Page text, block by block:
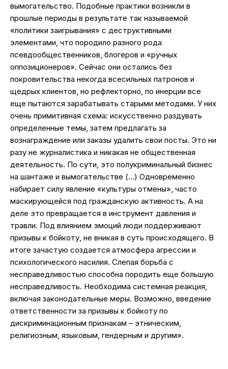
вымогательство. Подобные практики возникли в
прошлые периоды в результате так называемой
«политики заигрывания» с деструктивными
элементами, что породило разного рода
псевдообщественников, блогеров и «ручных
оппозиционеров». Сейчас они остались без
покровительства некогда всесильных патронов и
щедрых клиентов, но рефлекторно, по инерции все
еще пытаются зарабатывать старыми методами. У них
очень примитивная схема: искусственно раздувать
определенные темы, затем предлагать за
вознаграждение или заказы удалить свои посты. Это ни
разу не журналистика и никакая не общественная
деятельность. По сути, это полукриминальный бизнес
на шантаже и вымогательстве (…) Одновременно
набирает силу явление «культуры отмены», часто
маскирующейся под гражданскую активность. А на
деле это превращается в инструмент давления и
травли. Под влиянием эмоций люди поддерживают
призывы к бойкоту, не вникая в суть происходящего. В
итоге зачастую создается атмосфера агрессии и
психологического насилия. Слепая борьба с
несправедливостью способна породить еще большую
несправедливость. Необходима системная реакция,
включая законодательные меры. Возможно, введение
ответственности за призывы к бойкоту по
дискриминационным признакам – этническим,
религиозным, языковым, гендерным и другим».